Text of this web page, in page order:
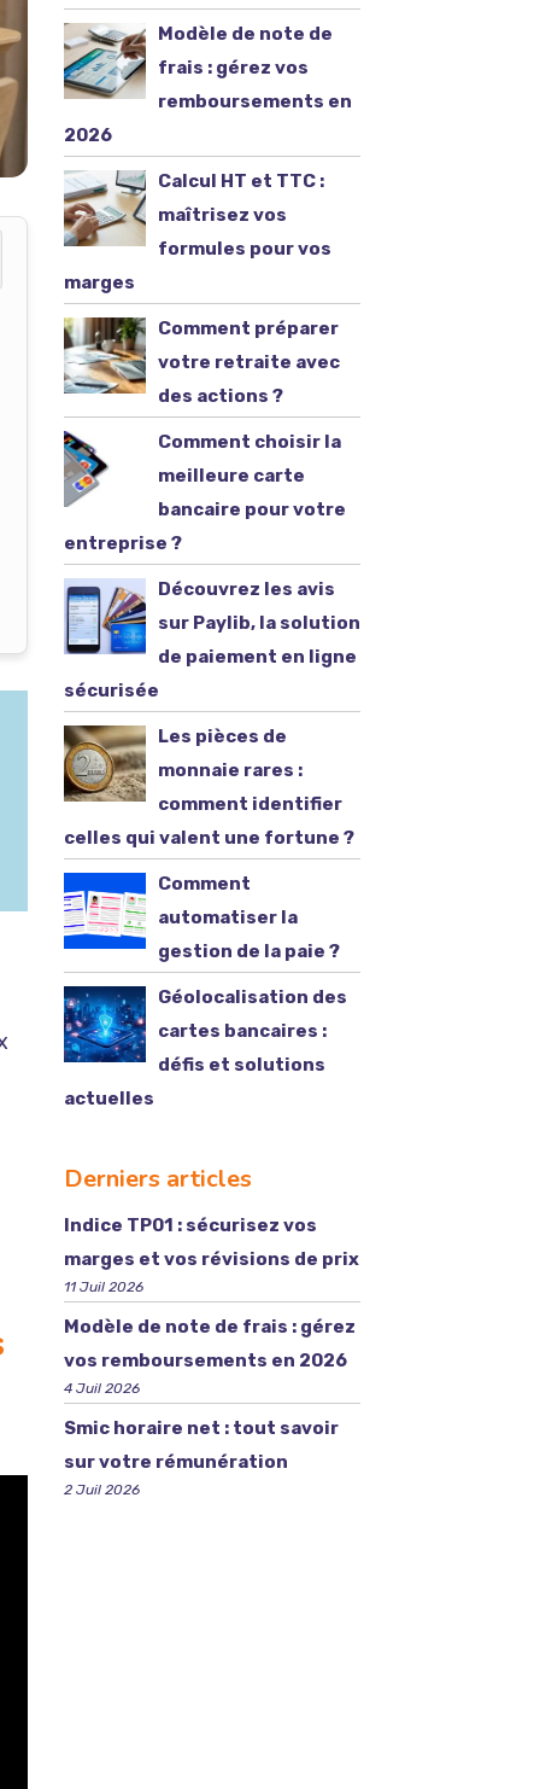
Modèle de note de
frais : gérez vos
remboursements en
2026
Calcul HT et TTC :
maîtrisez vos
formules pour vos
marges
Comment préparer
votre retraite avec
des actions ?
Comment choisir la
meilleure carte
bancaire pour votre
entreprise ?
Découvrez les avis
sur Paylib, la solution
de paiement en ligne
sécurisée
Les pièces de
monnaie rares :
comment identifier
celles qui valent une fortune ?
Comment
automatiser la
gestion de la paie ?
Géolocalisation des
cartes bancaires :
défis et solutions
actuelles
Derniers articles
Indice TP01 : sécurisez vos
marges et vos révisions de prix
11 Juil 2026
Modèle de note de frais : gérez
vos remboursements en 2026
4 Juil 2026
Smic horaire net : tout savoir
sur votre rémunération
2 Juil 2026